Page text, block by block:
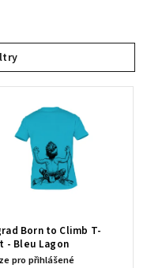
Born to Climb T-
- Bleu Lagon
pro přihlášené